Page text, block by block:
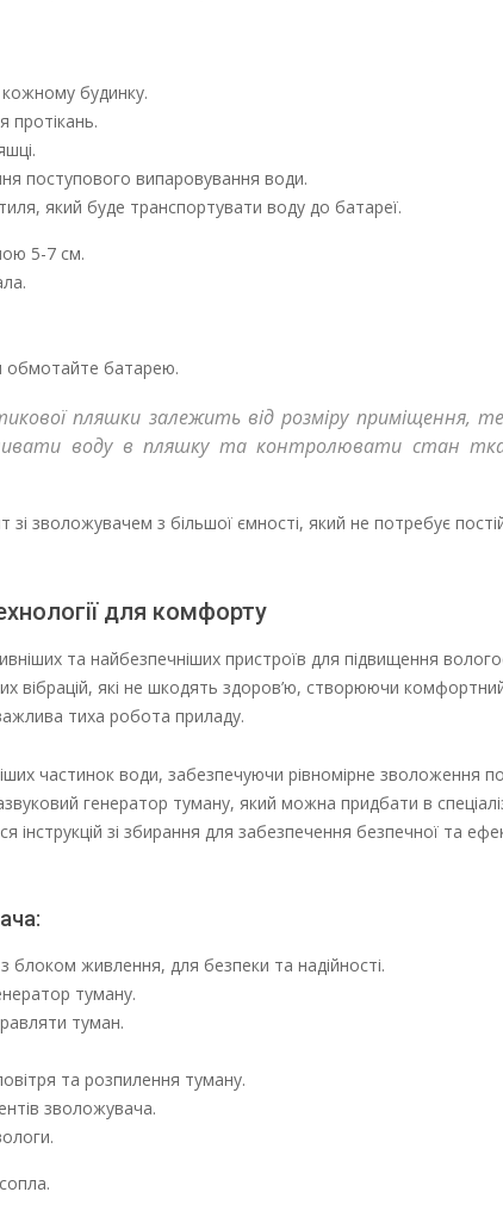
кожному будинку.
протікань.
поступового випаровування води.
який буде транспортувати воду до батареї.
5-7 см.
обмотайте батарею.
пляшки залежить від розміру приміщення,
воду в пляшку та контролювати стан
зволожувачем з більшої ємності, який не потребує
для комфорту
та найбезпечніших пристроїв для підвищення
вібрацій, які не шкодять здоров’ю, створюючи
тиха робота приладу.
частинок води, забезпечуючи рівномірне зволоження
генератор туману, який можна придбати в
зі збирання для забезпечення безпечної та
живлення, для безпеки та надійності.
туману.
туман.
та розпилення туману.
зволожувача.